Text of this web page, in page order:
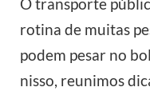
O transporte
rotina de muitas
podem pesar no
nisso, reunimos